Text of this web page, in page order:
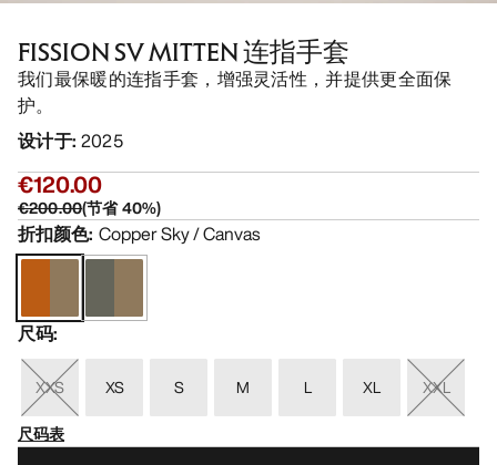
FISSION SV MITTEN 连指手套
我们最保暖的连指手套，增强灵活性，并提供更全面保
护。
设计于: 2025
€120.00
€200.00(节省40%)
折扣颜色: Copper Sky / Canvas
尺码:
XXS XS S M L XL
XXL
尺码表